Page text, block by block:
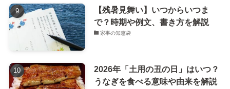
【残暑見舞い】いつからいつま
で？時期や例文、書き方を解説
家事の知恵袋
2026年「土用の丑の日」はいつ？
うなぎを食べる意味や由来を解説